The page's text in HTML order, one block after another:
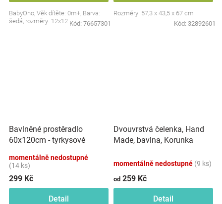
BabyOno, Věk dítěte: 0m+, Barva:
šedá, rozměry: 12x12 cm.
Kód: 76657301
Rozměry: 57,3 x 43,5 x 67 cm
Kód: 32892601
Bavlněné prostěradlo
60x120cm - tyrkysové
momentálně nedostupné
(14 ks)
299 Kč
Detail
Dvouvrstvá čelenka, Hand
Made, bavlna, Korunka
momentálně nedostupné (9 ks)
od 259 Kč
Detail